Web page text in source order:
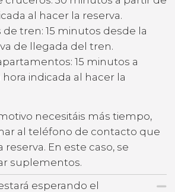
al hacer la reserva.
de tren: 15 minutos desde la
de llegada del tren.
15 minutos a
indicada al hacer la
necesitáis más tiempo,
al teléfono de contacto que
reserva. En este caso, se
suplementos.
esperando el